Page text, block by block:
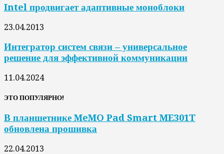
Intel продвигает адаптивные моноблоки
23.04.2013
Интегратор систем связи – универсальное
решение для эффективной коммуникации
11.04.2024
ЭТО ПОПУЛЯРНО!
В планшетнике MeMO Pad Smart ME301T
обновлена прошивка
22.04.2013